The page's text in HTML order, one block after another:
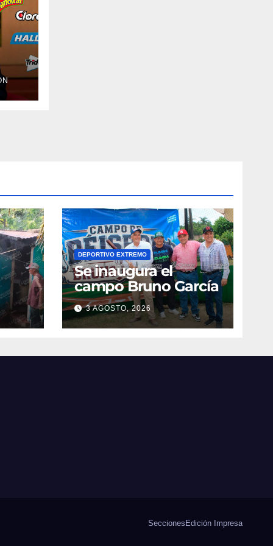
DEPORTIVO EXTREMO
Se inaugura el
campo Bruno García
3 AGOSTO, 2026
Secciones Edición Impresa